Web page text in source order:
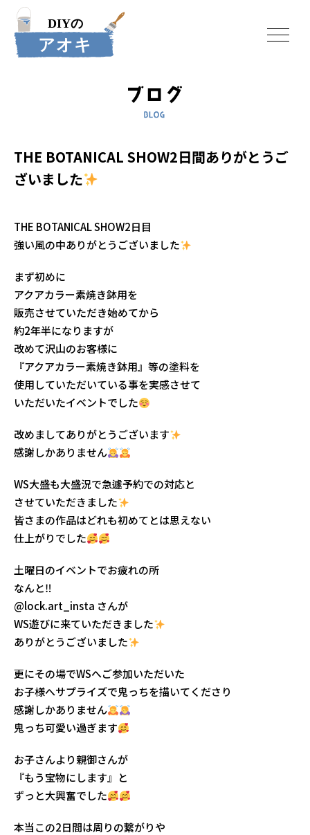
THE BOTANICAL SHOW2日間ありがとうご
ざいました
THE BOTANICAL SHOW2日目
強い風の中ありがとうございました
まず初めに
アクアカラー素焼き鉢用を
販売させていただき始めてから
約2年半になりますが
改めて沢山のお客様に
『アクアカラー素焼き鉢用』等の塗料を
使用していただいている事を実感させて
いただいたイベントでした
改めましてありがとうございます
感謝しかありません
WS大盛も大盛況で急遽予約での対応と
させていただきました
皆さまの作品はどれも初めてとは思えない
仕上がりでした
土曜日のイベントでお疲れの所
なんと‼︎
@lock.art_insta さんが
WS遊びに来ていただきました
ありがとうございました
更にその場でWSへご参加いただいた
お子様へサプライズで鬼っちを描いてくださり
感謝しかありません
鬼っち可愛い過ぎます
お子さんより親御さんが
『もう宝物にします』と
ずっと大興奮でした
本当この2日間は周りの繋がりや